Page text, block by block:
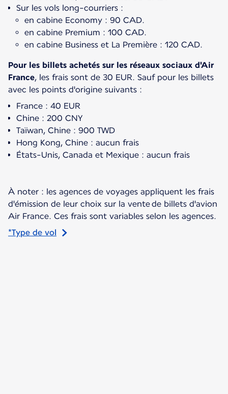
Sur les vols long-courriers :
en cabine Economy : 90 CAD.
en cabine Premium : 100 CAD.
en cabine Business et La Première : 120 CAD.
Pour les billets achetés sur les réseaux sociaux d'Air
France, les frais sont de 30 EUR. Sauf pour les billets
avec les points d'origine suivants :
France : 40 EUR
Chine : 200 CNY
Taïwan, Chine : 900 TWD
Hong Kong, Chine : aucun frais
États-Unis, Canada et Mexique : aucun frais
À noter : les agences de voyages appliquent les frais
d'émission de leur choix sur la vente de billets d'avion
Air France. Ces frais sont variables selon les agences.
*Type de vol